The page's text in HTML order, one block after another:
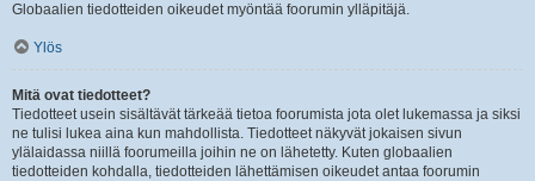
Globaalien tiedotteiden oikeudet myöntää foorumin ylläpitäjä.
Ylös
Mitä ovat tiedotteet?
Tiedotteet usein sisältävät tärkeää tietoa foorumista jota olet lukemassa ja siksi
ne tulisi lukea aina kun mahdollista. Tiedotteet näkyvät jokaisen sivun
ylälaidassa niillä foorumeilla joihin ne on lähetetty. Kuten globaalien
tiedotteiden kohdalla, tiedotteiden lähettämisen oikeudet antaa foorumin